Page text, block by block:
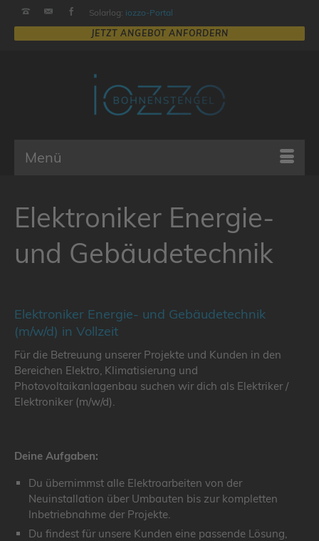
Solarlog: iozzo-Portal
Menü
Elektroniker Energie-
und Gebäudetechnik
Elektroniker Energie- und Gebäudetechnik
(m/w/d) in Vollzeit
Für die Betreuung unserer Projekte und Kunden in den
Bereichen Elektro, Klimatisierung und
Photovoltaikanlagenbau suchen wir dich als Elektriker /
Elektroniker (m/w/d).
Deine Aufgaben:
Du übernimmst alle Elektroarbeiten von der
Neuinstallation über Umbauten bis zur kompletten
Inbetriebnahme der Projekte.
Du findest für unsere Kunden eine passende Lösung,